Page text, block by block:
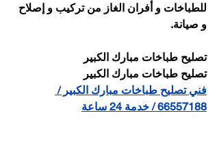
للطباخات و أفران الغاز من تركيب و إصلاح
و صيانة.
تصليح طباخات مبارك الكبير
تصليح طباخات مبارك الكبير
فني تصليح طباخات مبارك الكبير /
66557188 / خدمة 24 ساعة